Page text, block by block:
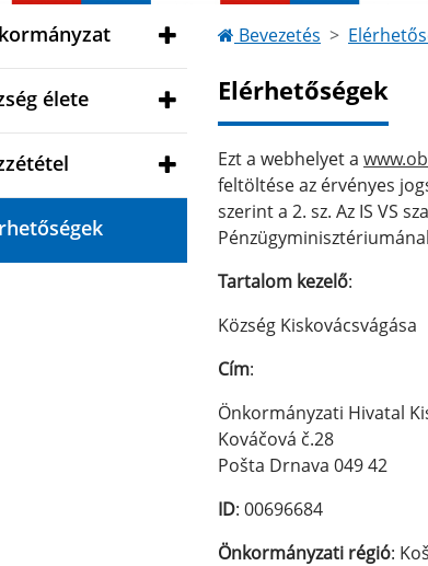
élete
Bevezetés
Elérhetőségek
Ezt a webhelyet a
feltöltése az érvényes
szerint a 2. sz. Az IS VS
Tartalom kezelő:
Község Kiskovácsvágása
Cím:
Önkormányzati Hivatal
Kováčová č.28
Pošta Drnava 049 42
ID: 00696684
Önkormányzati régió: